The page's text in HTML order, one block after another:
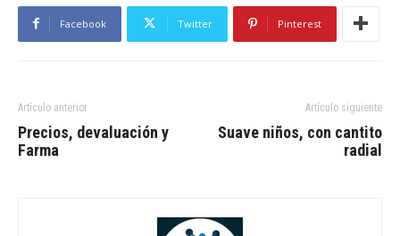
Facebook Twitter Pinterest
Artículo anterior
Precios, devaluación y
Farma
Artículo siguiente
Suave niños, con cantito
radial